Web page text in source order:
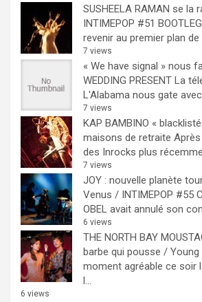
SUSHEELA RAMAN se
INTIMEPOP #51 BOOTLEG
revenir au premier plan
7 views
« We have signal » nous
WEDDING PRESENT La
L'Alabama nous gate
7 views
KAP BAMBINO «
maisons de retraite Après
des Inrocks plus
7 views
JOY : nouvelle planète
Venus / INTIMEPOP #55
OBEL avait annulé son
6 views
THE NORTH BAY
barbe qui pousse / Young
moment agréable ce soir
l...
6 views